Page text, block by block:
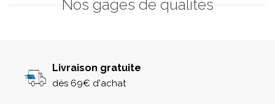
Nos gages de qualités
Livraison gratuite
dès 69€ d'achat